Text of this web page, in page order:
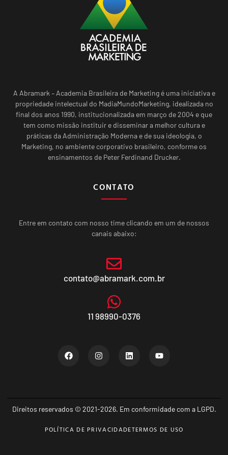
A Abramark – Academia Brasileira de Marketing é uma iniciativa e
propriedade intelectual do MadiaMundoMarketing, idealizada no
final dos anos 1990, institucionalizada em março de 2004 e que
tem como missão instituir e disseminar a melhor cultura e
práticas da Administração Moderna e de sua ideologia, o
Marketing, no ambiente corporativo brasileiro, conforme os
ensinamentos de Peter Ferdinand Drucker.
CONTATO
Entre em contato com nosso time clicando em um de nossos
canais abaixo:
contato@abramark.com.br
11 98990-0376
Direitos reservados © 2021-2026. Em conformidade com a LGPD.
POLÍTICA DE PRIVACIDADETERMOS DE USO